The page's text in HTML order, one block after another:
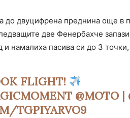
до двуцифрена преднина още в
две Фенербахче
и намалиха пасива си до 3
FLIGHT!
@MOTO|
TGPIYARVO9